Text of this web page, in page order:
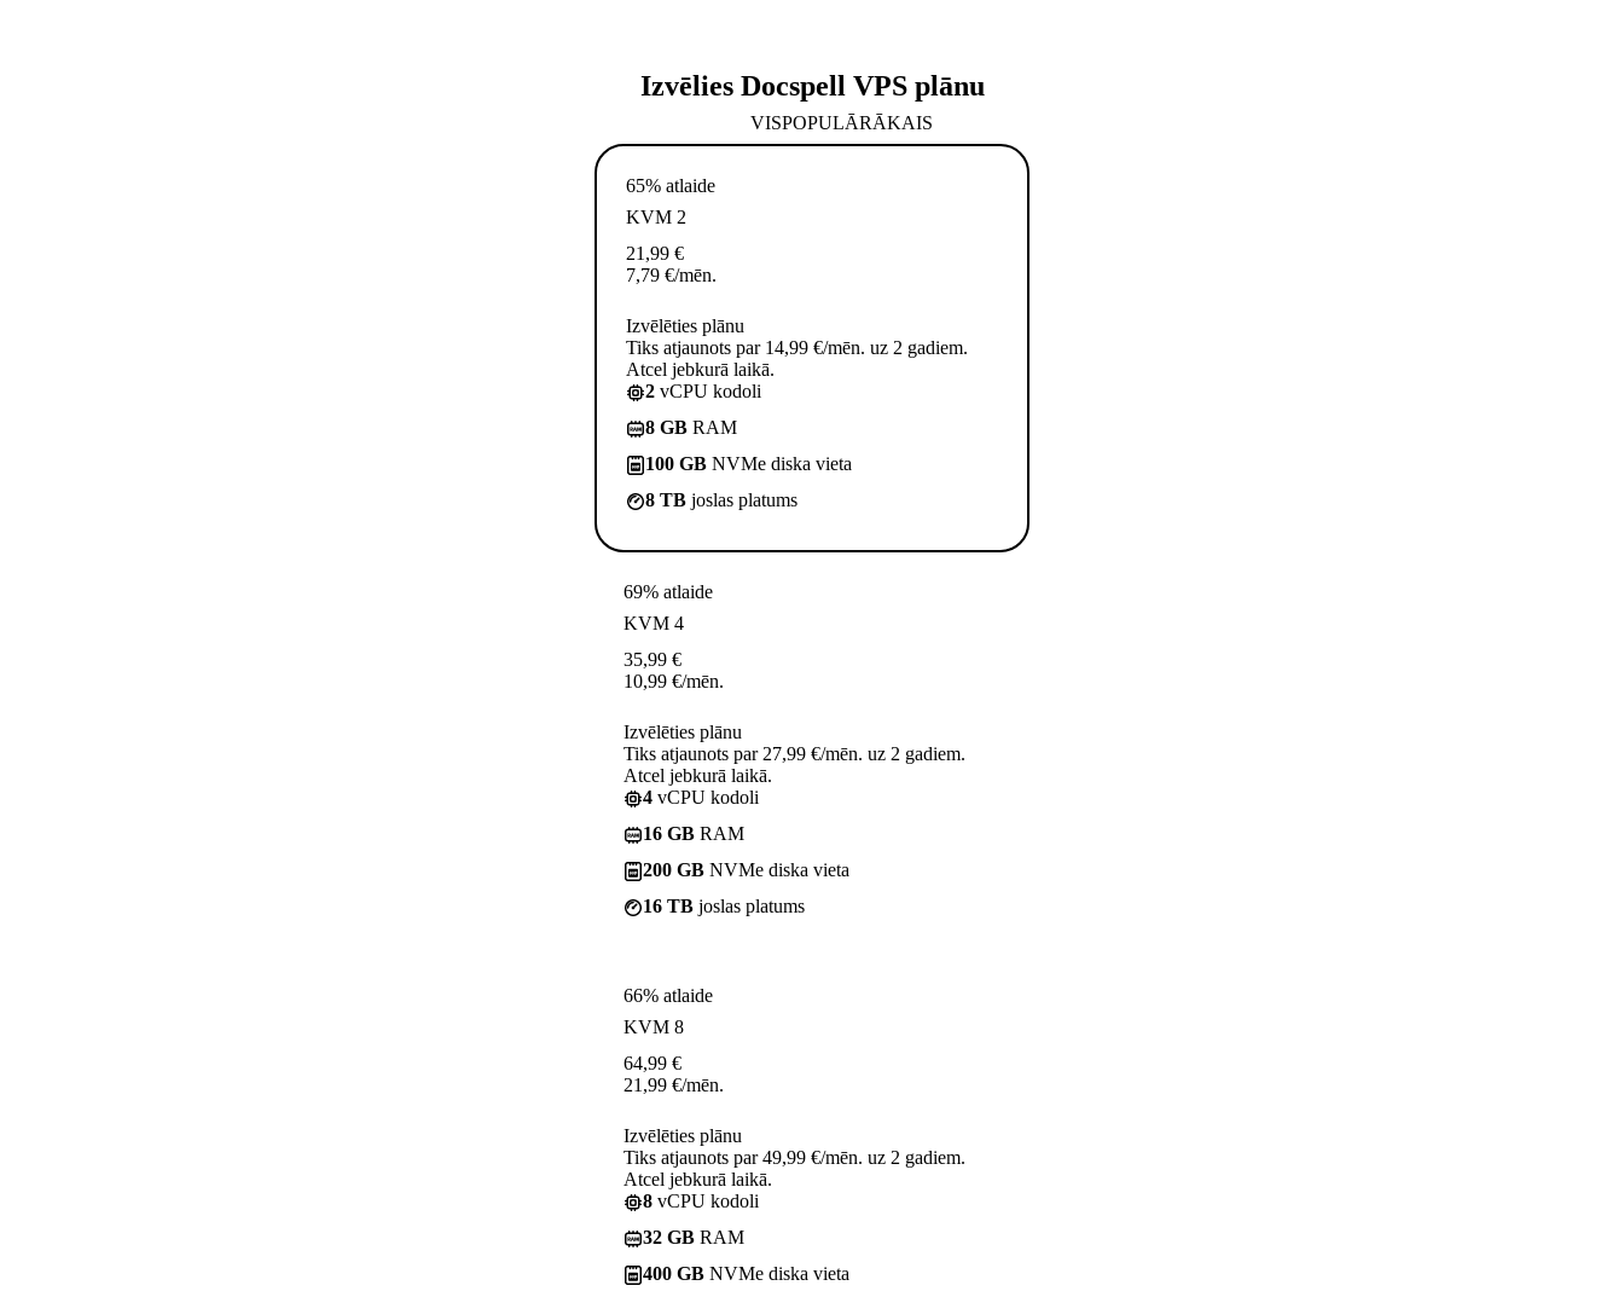
Izvēlies Docspell VPS plānu
VISPOPULĀRĀKAIS
65% atlaide
KVM 2
21,99 €
7,79 €/mēn.
Izvēlēties plānu
Tiks atjaunots par 14,99 €/mēn. uz 2 gadiem.
Atcel jebkurā laikā.
2 vCPU kodoli
8 GB RAM
100 GB NVMe diska vieta
8 TB joslas platums
69% atlaide
KVM 4
35,99 €
10,99 €/mēn.
Izvēlēties plānu
Tiks atjaunots par 27,99 €/mēn. uz 2 gadiem.
Atcel jebkurā laikā.
4 vCPU kodoli
16 GB RAM
200 GB NVMe diska vieta
16 TB joslas platums
66% atlaide
KVM 8
64,99 €
21,99 €/mēn.
Izvēlēties plānu
Tiks atjaunots par 49,99 €/mēn. uz 2 gadiem.
Atcel jebkurā laikā.
8 vCPU kodoli
32 GB RAM
400 GB NVMe diska vieta